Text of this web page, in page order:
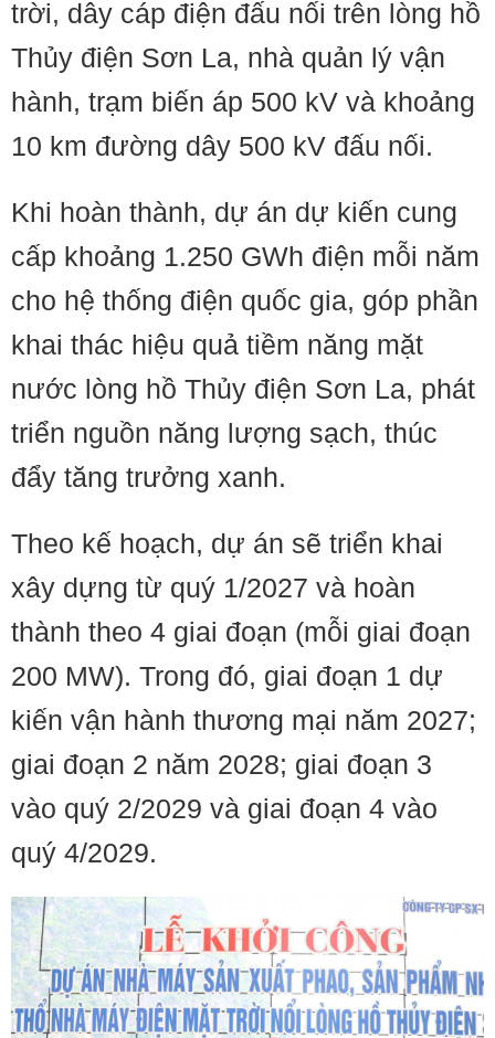
trời, dây cáp điện đấu nối trên lòng hồ
Thủy điện Sơn La, nhà quản lý vận
hành, trạm biến áp 500 kV và khoảng
10 km đường dây 500 kV đấu nối.
Khi hoàn thành, dự án dự kiến cung
cấp khoảng 1.250 GWh điện mỗi năm
cho hệ thống điện quốc gia, góp phần
khai thác hiệu quả tiềm năng mặt
nước lòng hồ Thủy điện Sơn La, phát
triển nguồn năng lượng sạch, thúc
đẩy tăng trưởng xanh.
Theo kế hoạch, dự án sẽ triển khai
xây dựng từ quý 1/2027 và hoàn
thành theo 4 giai đoạn (mỗi giai đoạn
200 MW). Trong đó, giai đoạn 1 dự
kiến vận hành thương mại năm 2027;
giai đoạn 2 năm 2028; giai đoạn 3
vào quý 2/2029 và giai đoạn 4 vào
quý 4/2029.